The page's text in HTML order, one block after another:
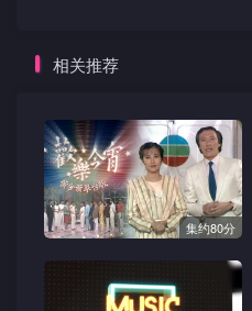
相关推荐
集约80分